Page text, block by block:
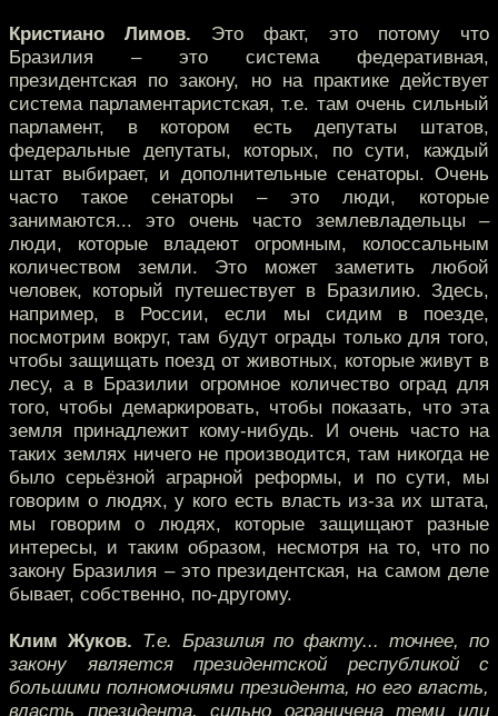
Кристиано Лимов. Это факт, это потому что
Бразилия – это система федеративная,
президентская по закону, но на практике действует
система парламентаристская, т.е. там очень сильный
парламент, в котором есть депутаты штатов,
федеральные депутаты, которых, по сути, каждый
штат выбирает, и дополнительные сенаторы. Очень
часто такое сенаторы – это люди, которые
занимаются... это очень часто землевладельцы –
люди, которые владеют огромным, колоссальным
количеством земли. Это может заметить любой
человек, который путешествует в Бразилию. Здесь,
например, в России, если мы сидим в поезде,
посмотрим вокруг, там будут ограды только для того,
чтобы защищать поезд от животных, которые живут в
лесу, а в Бразилии огромное количество оград для
того, чтобы демаркировать, чтобы показать, что эта
земля принадлежит кому-нибудь. И очень часто на
таких землях ничего не производится, там никогда не
было серьёзной аграрной реформы, и по сути, мы
говорим о людях, у кого есть власть из-за их штата,
мы говорим о людях, которые защищают разные
интересы, и таким образом, несмотря на то, что по
закону Бразилия – это президентская, на самом деле
бывает, собственно, по-другому.
Клим Жуков. Т.е. Бразилия по факту... точнее, по
закону является президентской республикой с
большими полномочиями президента, но его власть,
власть президента, сильно ограничена теми или